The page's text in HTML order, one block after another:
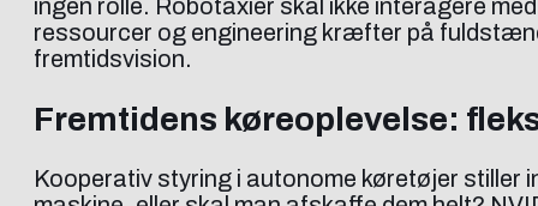
ingen rolle. Robotaxier skal ikke interagere
ressourcer og engineering kræfter på
fremtidsvision.
Fremtidens køreoplevelse:
Kooperativ styring i autonome køretøjer stiller